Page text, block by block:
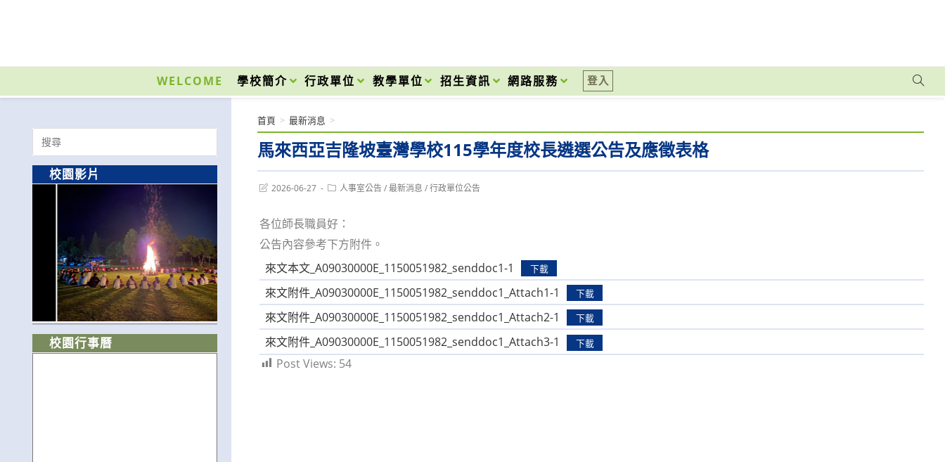
內
WELCOME 學校簡介 行政單位 教學單位 招生資訊 網路服務 登入
馬來西亞吉隆坡臺灣學校115學年度校長遴選公告及應徵表格
首頁 > 最新消息 >
Post2026-06-27
Post人事室公告 / 最新消息 / 行政單位公告
各位師長職員好：
公告內容參考下方附件。
來文本文_A09030000E_1150051982_senddoc1-1
下載
來文附件_A09030000E_1150051982_senddoc1_Attach1-1 下載
來文附件_A09030000E_1150051982_senddoc1_Attach2-1 下載
來文附件_A09030000E_1150051982_senddoc1_Attach3-1 下載
Post Views: 54
Search
for:
校園影片
校園行事曆